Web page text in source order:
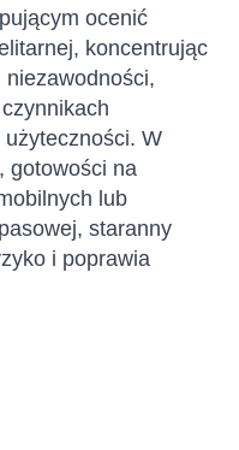
ocenić
koncentrując
użyteczności. W
gotowości na
lub
staranny
i poprawia